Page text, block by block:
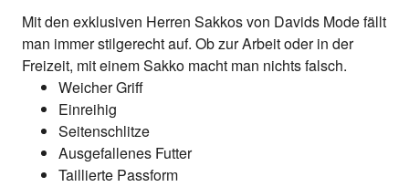
Mit den exklusiven Herren Sakkos von Davids Mode fällt
man immer stilgerecht auf. Ob zur Arbeit oder in der
Freizeit, mit einem Sakko macht man nichts falsch.
Weicher Griff
Einreihig
Seitenschlitze
Ausgefallenes Futter
Taillierte Passform